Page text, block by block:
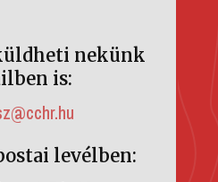
nekünk
is:
levélben: